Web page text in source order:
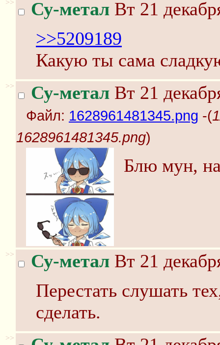
>> Су-метал Вт 21
>>5209189
Какую ты сама
>> Су-метал Вт 21
Файл: 1628961481345.png -(
1628961481345.png)
Блю мун,
>> Су-метал Вт 21
Перестать слушать
сделать.
>>